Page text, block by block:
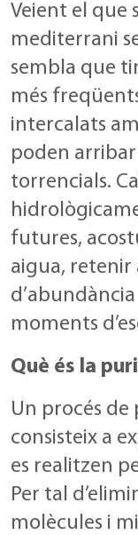
Veient el que
mediterrani
sembla que
més
intercalats
poden arribar
torrencials.
futures,
aigua, retenir
moments
Què és la
Un procés de
consisteix a
es realitzen
Per tal
molècules i